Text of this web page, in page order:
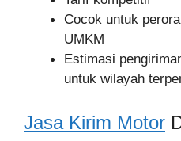
Cocok untuk
UMKM
Estimasi
untuk wilayah
Jasa Kirim Motor